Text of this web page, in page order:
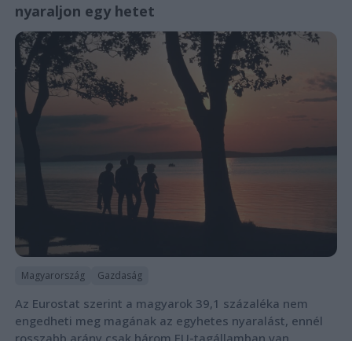
nyaraljon egy hetet
Magyarország Gazdaság
Az Eurostat szerint a magyarok 39,1 százaléka nem
engedheti meg magának az egyhetes nyaralást, ennél
rosszabb arány csak három EU-tagállamban van.